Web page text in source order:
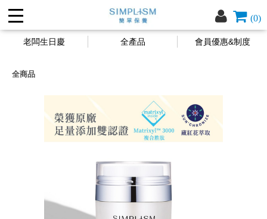
(0)
老闆生日慶 全產品 會員優惠&制度
全商品